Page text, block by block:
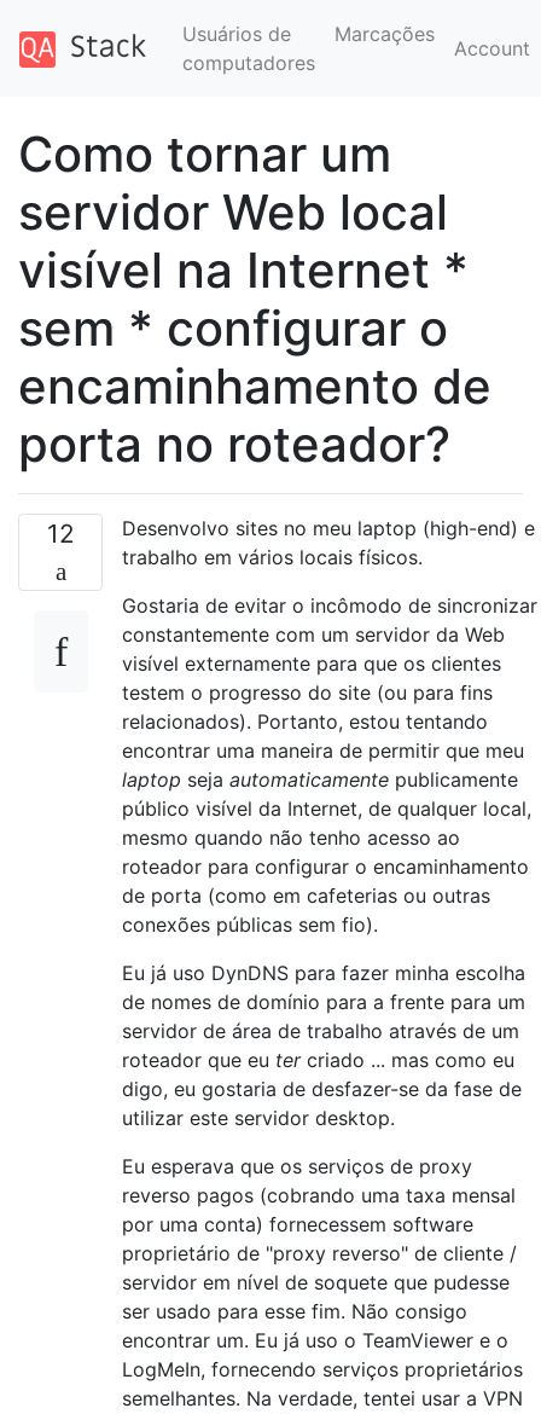
Usuários de
computadores
Marcações
Account
Como tornar um
servidor Web local
visível na Internet *
sem * configurar o
encaminhamento de
porta no roteador?
12
Desenvolvo sites no meu laptop (high-end) e
trabalho em vários locais físicos.
Gostaria de evitar o incômodo de sincronizar
constantemente com um servidor da Web
visível externamente para que os clientes
testem o progresso do site (ou para fins
relacionados). Portanto, estou tentando
encontrar uma maneira de permitir que meu
laptop seja automaticamente publicamente
público visível da Internet, de qualquer local,
mesmo quando não tenho acesso ao
roteador para configurar o encaminhamento
de porta (como em cafeterias ou outras
conexões públicas sem fio).
Eu já uso DynDNS para fazer minha escolha
de nomes de domínio para a frente para um
servidor de área de trabalho através de um
roteador que eu tercriado ... mas como eu
digo, eu gostaria de desfazer-se da fase de
utilizar este servidor desktop.
Eu esperava que os serviços de proxy
reverso pagos (cobrando uma taxa mensal
por uma conta) fornecessem software
proprietário de "proxy reverso" de cliente /
servidor em nível de soquete que pudesse
ser usado para esse fim. Não consigo
encontrar um. Eu já uso o TeamViewer e o
LogMeIn, fornecendo serviços proprietários
semelhantes. Na verdade, tentei usar a VPN